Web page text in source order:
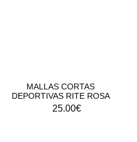
MALLAS CORTAS
DEPORTIVAS RITE ROSA
25.00€